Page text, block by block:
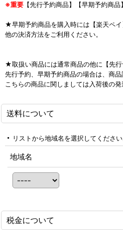
※重要 【先行予約商品】【早期予約商
★早期予約商品を購入時には【楽天ペイ
他の決済方法をご利用ください。
★取扱い商品には通常商品の他に【先行
先行予約、早期予約商品の場合は、商
こちらの商品に関しましては入荷後の
送料について
リストから地域名を選択してください
地域名
税金について